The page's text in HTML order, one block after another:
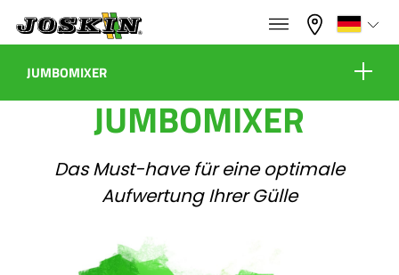
Menü
PROGRAMM
×
×
Wählen Sie Ihre Sprache
Français
English
Nederlands
JUMBOMIXER
Konfigurieren
JUMBOMIXER
Das Must-have für eine optimale
Aufwertung Ihrer Gülle